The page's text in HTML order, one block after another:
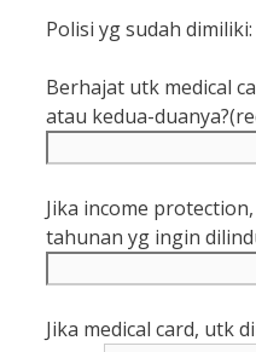
Polisi yg sudah dimiliki:
Berhajat utk medical
atau kedua-duanya?
Jika income
tahunan yg ingin
Jika medical card, utk